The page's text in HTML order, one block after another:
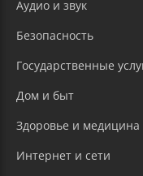
Аудио и звук
Безопасность
Государственные
Дом и быт
Здоровье и медицина
Интернет и сети